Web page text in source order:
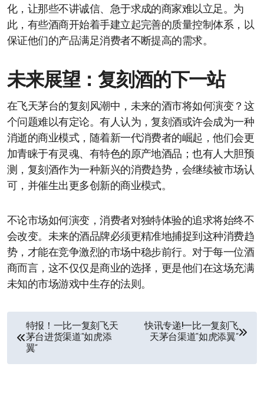
化，让那些不讲诚信、急于求成的商家难以立足。为
此，有些酒商开始着手建立起完善的质量控制体系，以
保证他们的产品满足消费者不断提高的需求。
未来展望：复刻酒的下一站
在飞天茅台的复刻风潮中，未来的酒市将如何演变？这
个问题难以有定论。有人认为，复刻酒或许会成为一种
消逝的商业模式，随着新一代消费者的崛起，他们会更
加青睐于有灵魂、有特色的原产地酒品；也有人大胆预
测，复刻酒作为一种新兴的消费趋势，会继续被市场认
可，并催生出更多创新的商业模式。
不论市场如何演变，消费者对独特体验的追求将始终不
会改变。未来的酒品牌必须更精准地捕捉到这种消费趋
势，才能在竞争激烈的市场中稳步前行。对于每一位酒
商而言，这不仅仅是商业的选择，更是他们在这场充满
未知的市场游戏中生存的法则。
特报！一比一复刻飞天
茅台进货渠道“如虎添
翼”
快讯专递!一比一复刻飞
天茅台渠道“如虎添翼”